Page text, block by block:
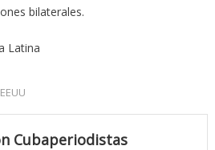
bilaterales.
Latina
Cubaperiodistas